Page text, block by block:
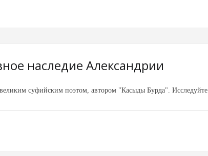
наследие Александрии
суфийским поэтом, автором "Касыды Бурда". Исследуйте